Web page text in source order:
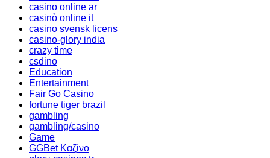
casino online ar
casinò online it
casino svensk licens
casino-glory india
crazy time
csdino
Education
Entertainment
Fair Go Casino
fortune tiger brazil
gambling
gambling/casino
Game
GGBet Καζίνο